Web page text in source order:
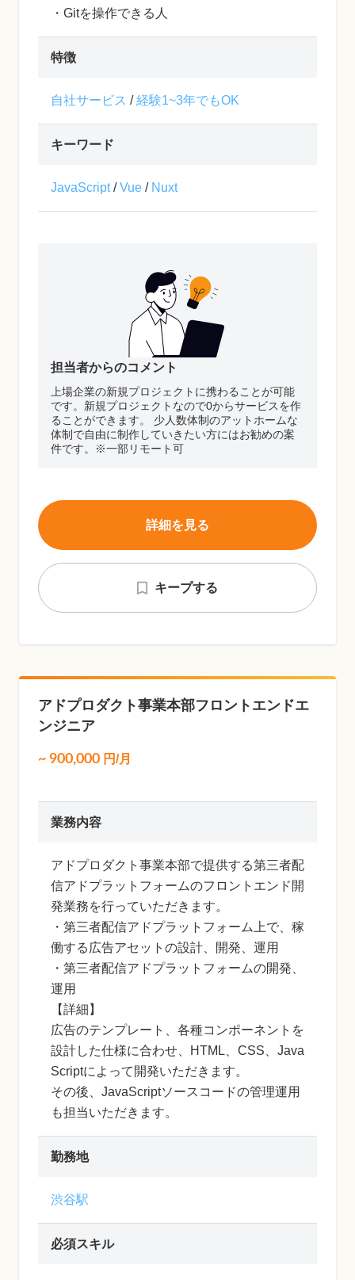
・Gitを操作できる人
特徴
自社サービス /経験1~3年でもOK
キーワード
JavaScript/Vue / Nuxt
担当者からのコメント
上場企業の新規プロジェクトに携わることが可能
です。新規プロジェクトなので0からサービスを作
ることができます。 少人数体制のアットホームな
体制で自由に制作していきたい方にはお勧めの案
件です。※一部リモート可
キープする
詳細を見る
アドプロダクト事業本部フロントエンドエ
ンジニア
~ 900,000 円/月
業務内容
アドプロダクト事業本部で提供する第三者配
信アドプラットフォームのフロントエンド開
発業務を行っていただきます。
・第三者配信アドプラットフォーム上で、稼
働する広告アセットの設計、開発、運用
・第三者配信アドプラットフォームの開発、
運用
【詳細】
広告のテンプレート、各種コンポーネントを
設計した仕様に合わせ、HTML、CSS、Java
Scriptによって開発いただきます。
その後、JavaScriptソースコードの管理運用
も担当いただきます。
勤務地
渋谷駅
必須スキル